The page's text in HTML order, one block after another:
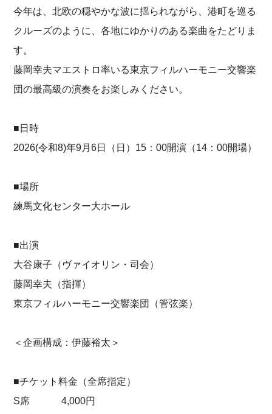
今年は、北欧の穏やかな波に揺られながら、港町を巡る
クルーズのように、各地にゆかりのある楽曲をたどりま
す。
藤岡幸夫マエストロ率いる東京フィルハーモニー交響楽
団の最高級の演奏をお楽しみください。
■日時
2026(令和8)年9月6日（日）15：00開演（14：00開場）
■場所
練馬文化センター大ホール
■出演
大谷康子（ヴァイオリン・司会）
藤岡幸夫（指揮）
東京フィルハーモニー交響楽団（管弦楽）
＜企画構成：伊藤裕太＞
■チケット料金（全席指定）
S席 4,000円